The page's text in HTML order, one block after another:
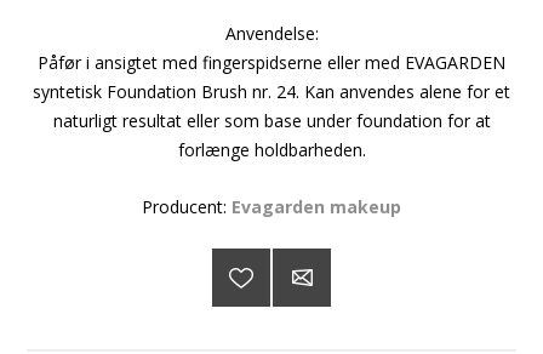
Anvendelse:
Påfør i ansigtet med fingerspidserne eller med EVAGARDEN
syntetisk Foundation Brush nr. 24. Kan anvendes alene for et
naturligt resultat eller som base under foundation for at
forlænge holdbarheden.
Producent: Evagarden makeup